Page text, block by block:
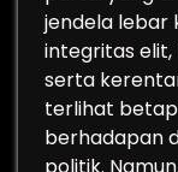
jendela lebar
integritas elit,
serta
terlihat
berhadapan